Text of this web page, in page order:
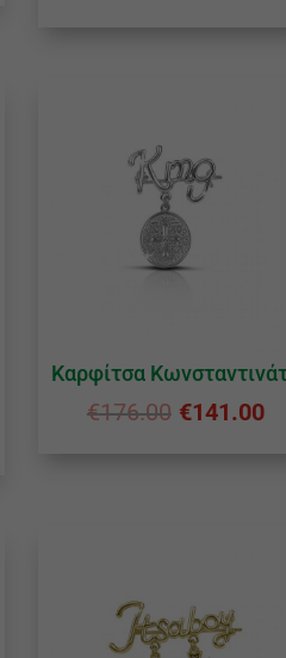
Καρφίτσα
€176.00 €141.00